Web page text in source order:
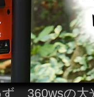
ず 360wsの大